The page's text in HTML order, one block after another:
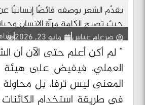
يقدّم الشعر بوصفه فائضًا إنسانيًا
حيث تصبح الكلمة مرآة الإنسان
ضرغام عباس مايو 23, 2026
” لم أكن أعلم حتى الآن أن
العملي، فيفيض على هيئة
المعنى ليس ترفا، بل محاولة
في طريقة استخدام الكائنات